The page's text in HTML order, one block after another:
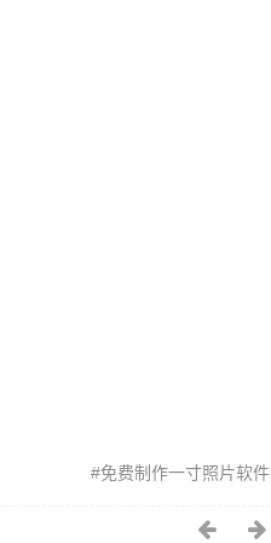
免费制作一寸照片软件